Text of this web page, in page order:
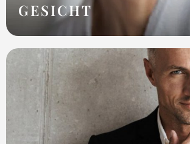
GESICHT
Modellierung der Lippen
Gesichtsverjüngung
Reduzierung von Falten
Endolifting 4D
Die Beseitigung des zweiten Kinns